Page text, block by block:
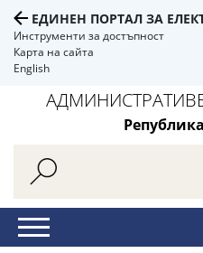
ЕДИНЕН ПОРТАЛ ЗА
Инструменти за достъпност
Карта на сайта
English